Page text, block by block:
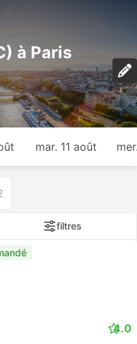
à Paris
mar. 11 août
filtres
4.0